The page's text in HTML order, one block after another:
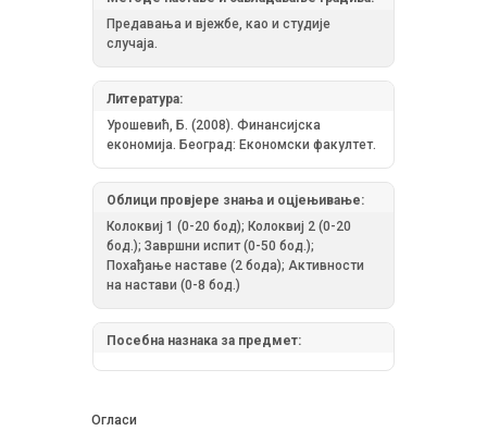
Предавања и вјежбе, као и студије
случаја.
Литература:
Урошевић, Б. (2008). Финансијска
економија. Београд: Економски факултет.
Облици провјере знања и оцјењивање:
Колоквиј 1 (0-20 бод); Колоквиј 2 (0-20
бод.); Завршни испит (0-50 бод.);
Похађање наставе (2 бода); Активности
на настави (0-8 бод.)
Посебна назнака за предмет:
Огласи